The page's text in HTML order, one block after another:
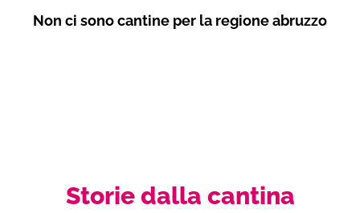
Non ci sono cantine per la regione abruzzo
Storie dalla cantina